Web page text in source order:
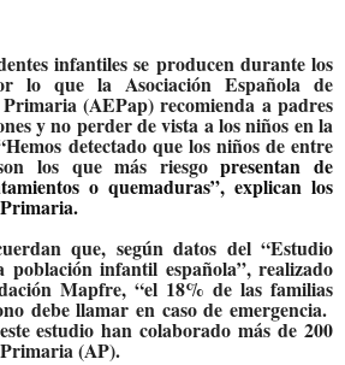
infantiles se producen durante los
lo que la Asociación Española de
(AEPap) recomienda a padres
y no perder de vista a los niños en la
detectado que los niños de entre
los que más riesgopresentan de
o quemaduras”, explican los
que, según datos del “Estudio
población infantil española”, realizado
Mapfre, “el 18% de las familias
debe llamar en caso de emergencia.
estudio han colaborado más de 200
(AP).